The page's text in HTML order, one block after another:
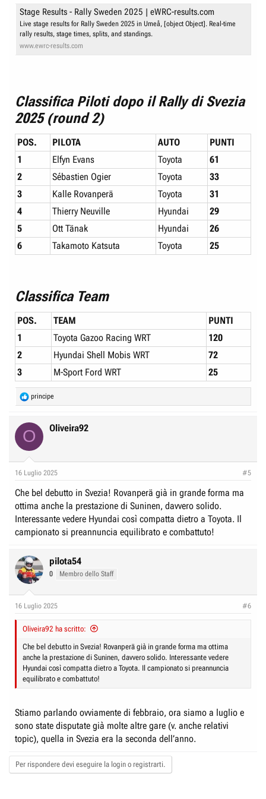
Stage Results - Rally Sweden 2025 | eWRC-results.com
Live stage results for Rally Sweden 2025 in Umeå, [object Object]. Real-time
rally results, stage times, splits, and standings.
www.ewrc-results.com
Classifica Piloti dopo il Rally di Svezia
2025 (round 2)
POS. PILOTA AUTO
PUNTI
1
Elfyn Evans Toyota
61
2
Sébastien Ogier Toyota
33
3
Kalle Rovanperä Toyota
31
4
Thierry Neuville Hyundai
29
5
Ott Tänak Hyundai
26
6
Takamoto Katsuta Toyota 25
Classifica Team
POS. TEAM
PUNTI
1
Toyota Gazoo Racing WRT
120
2
Hyundai Shell Mobis WRT
72
3
M-Sport Ford WRT 25
R
e
c
s
principe
O Oliveira92
16 Luglio 2025 #5
Che bel debutto in Svezia! Rovanperä già in grande forma ma
ottima anche la prestazione di Suninen, davvero solido.
Interessante vedere Hyundai così compatta dietro a Toyota. Il
campionato si preannuncia equilibrato e combattuto!
pilota54
0 Membro dello Staff
16 Luglio 2025 #6
Oliveira92 ha scritto:
Che bel debutto in Svezia! Rovanperä già in grande forma ma ottima
anche la prestazione di Suninen, davvero solido. Interessante vedere
Hyundai così compatta dietro a Toyota. Il campionato si preannuncia
equilibrato e combattuto!
Stiamo parlando ovviamente di febbraio, ora siamo a luglio e
sono state disputate già molte altre gare (v. anche relativi
topic), quella in Svezia era la seconda dell’anno.
Per rispondere devi eseguire la login o registrarti.